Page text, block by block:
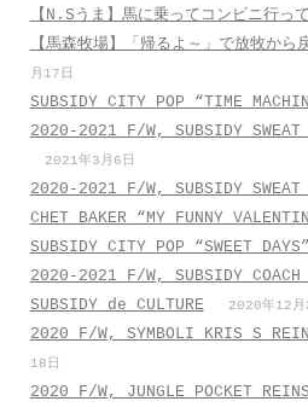
【N.Sうま】馬に乗ってコンビニ行っ
【馬森牧場】「帰るよ～」で放牧から
月17日
SUBSIDY CITY POP “TIME
2020-2021 F/W, SUBSIDY SWEAT
2021年3月6日
2020-2021 F/W, SUBSIDY SWEAT
CHET BAKER “MY FUNNY
SUBSIDY CITY POP “SWEET DAYS”
2020-2021 F/W, SUBSIDY COACH
SUBSIDY de CULTURE 2020年12月
2020 F/W, SYMBOLI KRIS S
18日
2020 F/W, JUNGLE POCKET